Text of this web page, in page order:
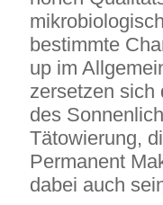
bestimmte
up im
zersetzen sich
des
Tätowierung,
Permanent
dabei auch